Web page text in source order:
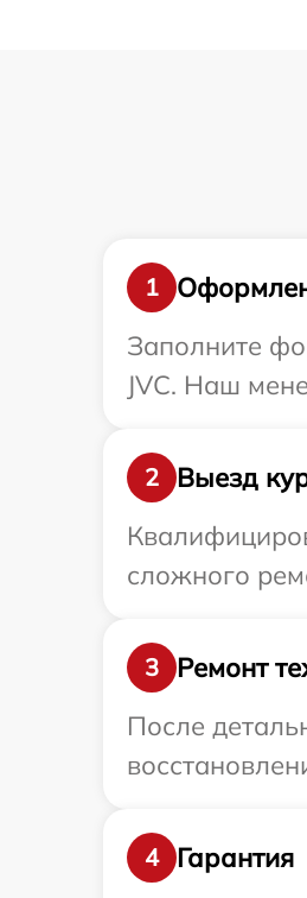
1
Заполните
JVC. Наш
2
Выезд
сложного
3
Ремонт
После
4
Гарантия